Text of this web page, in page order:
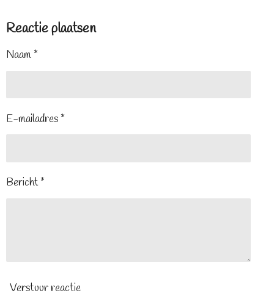
Reactie plaatsen
Naam *
E-mailadres *
Bericht *
Verstuur reactie